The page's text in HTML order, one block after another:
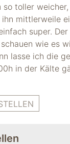
so toller
mittlerweile
super.
wie es
lasse ich die
in der Kälte